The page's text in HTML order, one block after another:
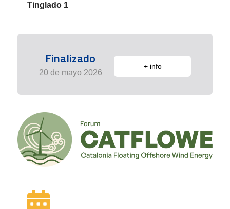
Tinglado 1
Finalizado
20 de mayo 2026
+ info